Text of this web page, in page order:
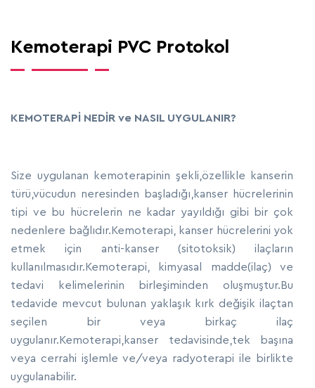
Kemoterapi PVC Protokol
KEMOTERAPİ NEDİR ve NASIL UYGULANIR?
Size uygulanan kemoterapinin şekli,özellikle kanserin
türü,vücudun neresinden başladığı,kanser hücrelerinin
tipi ve bu hücrelerin ne kadar yayıldığı gibi bir çok
nedenlere bağlıdır.Kemoterapi, kanser hücrelerini yok
etmek için anti-kanser (sitotoksik) ilaçların
kullanılmasıdır.Kemoterapi, kimyasal madde(ilaç) ve
tedavi kelimelerinin birleşiminden oluşmuştur.Bu
tedavide mevcut bulunan yaklaşık kırk değişik ilaçtan
seçilen bir veya birkaç ilaç
uygulanır.Kemoterapi,kanser tedavisinde,tek başına
veya cerrahi işlemle ve/veya radyoterapi ile birlikte
uygulanabilir.